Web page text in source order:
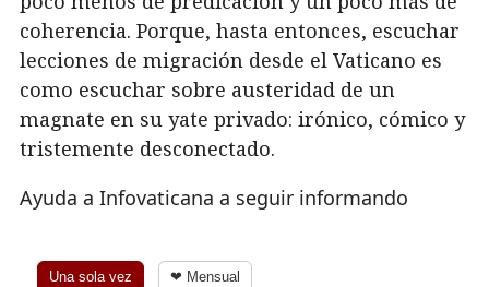
coherencia. Porque, hasta entonces, escuchar
lecciones de migración desde el Vaticano es
como escuchar sobre austeridad de un
magnate en su yate privado: irónico, cómico y
tristemente desconectado.
Ayuda a Infovaticana a seguir informando
Una sola vez ❤ Mensual